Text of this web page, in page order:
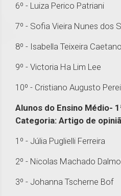
6º - Luiza Perico Patriani
7º - Sofia Vieira Nunes dos
8º - Isabella Teixeira Caetano
9º - Victoria Ha Lim Lee
10º - Cristiano Augusto
Alunos do Ensino Médio-
Categoria: Artigo de
1º - Júlia Puglielli Ferreira
2º - Nicolas Machado
3º - Johanna Tscherne Bof